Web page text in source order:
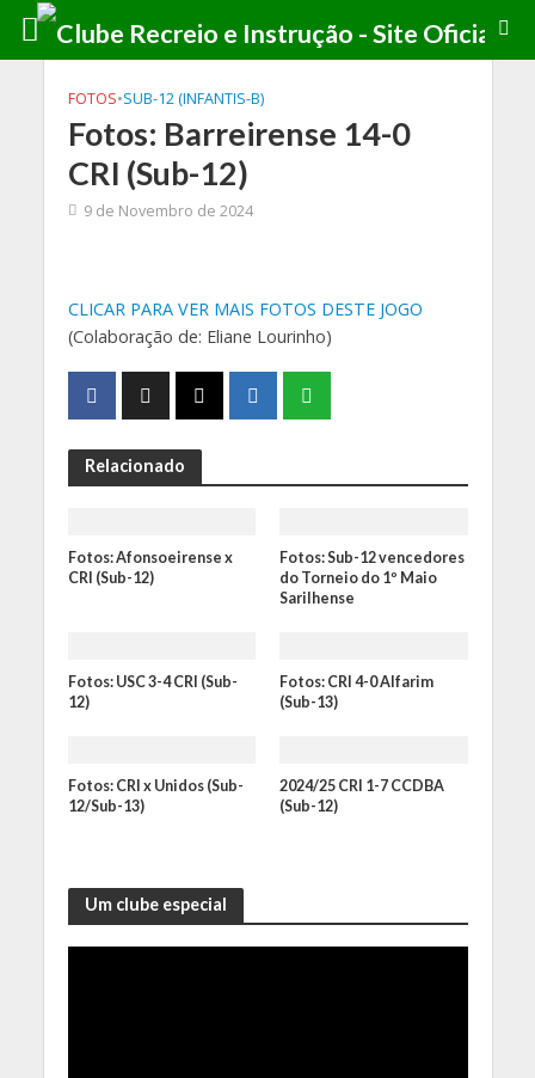
FOTOS•SUB-12 (INFANTIS-B)
Fotos: Barreirense 14-0
CRI (Sub-12)
9 de Novembro de 2024
CLICAR PARA VER MAIS FOTOS DESTE JOGO
(Colaboração de: Eliane Lourinho)
Relacionado
Fotos: Afonsoeirense x
CRI (Sub-12)
Fotos: Sub-12 vencedores
do Torneio do 1º Maio
Sarilhense
Fotos: USC 3-4 CRI (Sub-
12)
Fotos: CRI 4-0 Alfarim
(Sub-13)
Fotos: CRI x Unidos (Sub-
12/Sub-13)
2024/25 CRI 1-7 CCDBA
(Sub-12)
Um clube especial